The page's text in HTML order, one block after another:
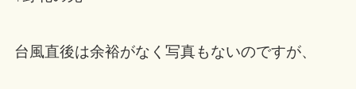
台風直後は余裕がなく写真もないのですが、